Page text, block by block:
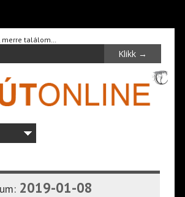
merre találom…
2019-01-08